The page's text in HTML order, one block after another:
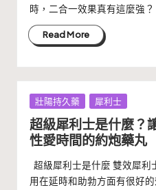
時，二合一效果真有這麼強
Read More
Posted
in
壯陽持久藥 犀利士
超級犀利士是什麼？
性愛時間的約炮藥丸
超級犀利士是什麼 雙效犀利
用在延時和助勃方面有很好